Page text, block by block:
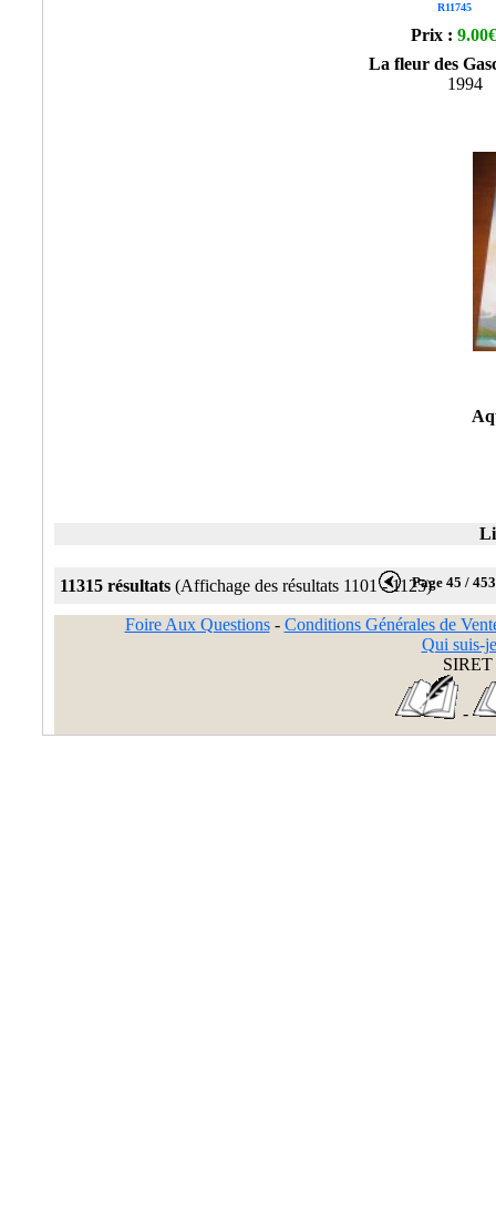
R11745
Prix : 9.00€
La fleur des
1994
11315 résultats (Affichage des résultats 1101 - 1125)Page 45 / 453
Foire Aux Questions- Conditions Générales de
Qui suis-
SIRET
-